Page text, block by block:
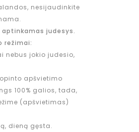
nesijaudinkite
judesys.
režimai:
nebus jokio judesio,
apšvietimo
100% galios, tada,
(apšvietimas)
dieną gęsta.